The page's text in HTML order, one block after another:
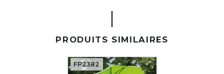
PRODUITS SIMILAIRES
FP2382